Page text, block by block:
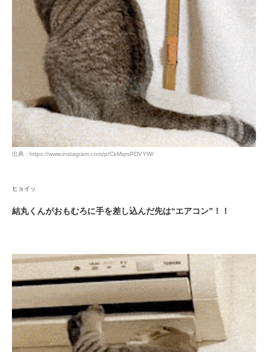
出典 : https://www.instagram.com/p/CkMqrsPDVYW/
ヒョイッ
結丸くんがおもむろに手を差し込んだ先は“エアコン”！！
閉じる
PECOアプリをダウンロード済みの方
アプリで開く